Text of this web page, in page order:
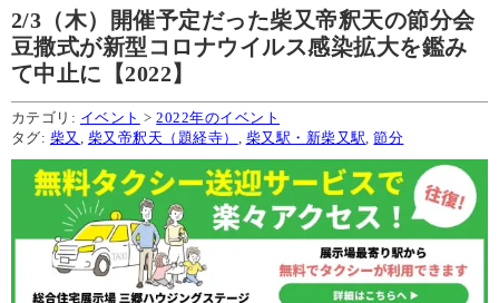
2/3（木）開催予定だった柴又帝釈天の節分会
豆撒式が新型コロナウイルス感染拡大を鑑み
て中止に【2022】
カテゴリ: イベント >2022年のイベント
タグ: 柴又 柴又帝釈天（題経寺） 柴又駅・新柴又駅 ,節分